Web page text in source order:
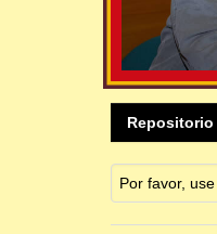
Por favor,